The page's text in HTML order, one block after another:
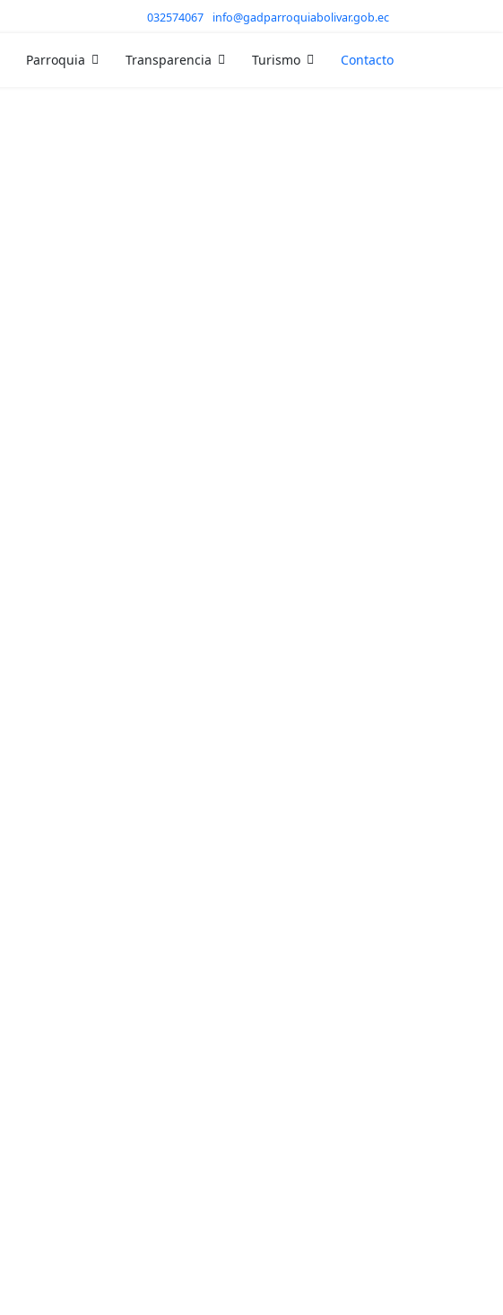
032574067 info@gadparroquiabolivar.gob.ec
Parroquia Transparencia Turismo Contacto